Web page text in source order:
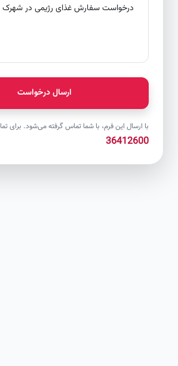
ارسال درخواست
با ارسال این فرم، با شما تماس گرفته می‌شود. برای تماس فوری:
36412600